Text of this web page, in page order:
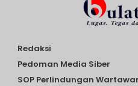
Redaksi
Pedoman Media Siber
SOP Perlindungan